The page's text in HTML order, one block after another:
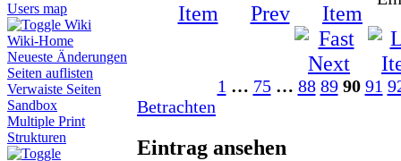
Users map
Wiki
Wiki-Home
Neueste Änderungen
Seiten auflisten
Verwaiste Seiten
Sandbox
Multiple Print
Strukturen
1 … 75 … 88 89 90 91
Betrachten
Eintrag ansehen